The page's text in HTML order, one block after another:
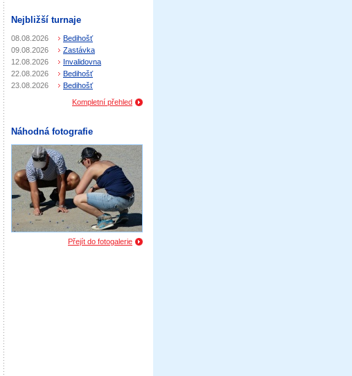
Nejbližší turnaje
08.08.2026
Bedihošť
09.08.2026
Zastávka
12.08.2026
Invalidovna
22.08.2026
Bedihošť
23.08.2026
Bedihošť
Kompletní přehled
Náhodná fotografie
Přejít do fotogalerie